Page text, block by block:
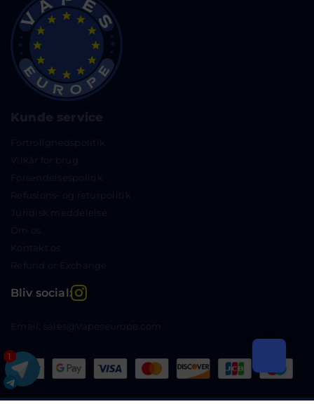
Kunde service
Fortrolighedspolitik
Vilkår for brug
Forsendelsespolitik
Refusions- og returpolitik
Juridisk meddelelse
Kontakt os
Refund or Exchange
Bliv social: Instagram
Email: sales@Vapeseurope.com
1